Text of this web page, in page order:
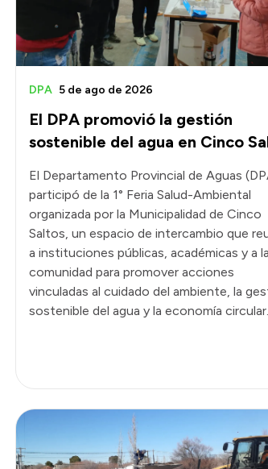
El DPA promovió la gestión
sostenible del agua en Cinco
DPA 5 de ago de 2026
El Departamento Provincial de Aguas
participó de la 1° Feria Salud-Ambiental
organizada por la Municipalidad de Cinco
Saltos, un espacio de intercambio que
a instituciones públicas, académicas y a la
comunidad para promover acciones
vinculadas al cuidado del ambiente, la
sostenible del agua y la economía circular.